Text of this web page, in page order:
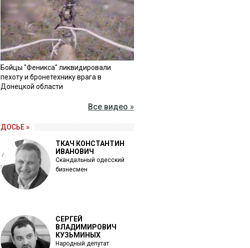
Бойцы "Феникса" ликвидировали
пехоту и бронетехнику врага в
Донецкой области
Все видео »
ДОСЬЕ »
ТКАЧ КОНСТАНТИН
ИВАНОВИЧ
Скандальный одесский
бизнесмен
СЕРГЕЙ
ВЛАДИМИРОВИЧ
КУЗЬМИНЫХ
Народный депутат